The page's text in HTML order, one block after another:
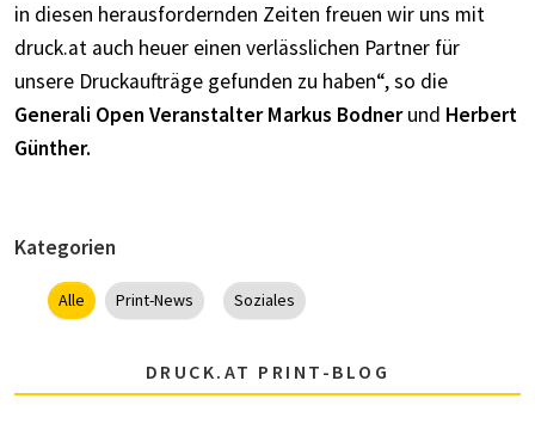
in diesen herausfordernden Zeiten freuen wir uns mit
druck.at auch heuer einen verlässlichen Partner für
unsere Druckaufträge gefunden zu haben“, so die
Generali Open Veranstalter Markus Bodnerund Herbert
Günther.
Kategorien
Alle Print-News Soziales
DRUCK.AT PRINT-BLOG